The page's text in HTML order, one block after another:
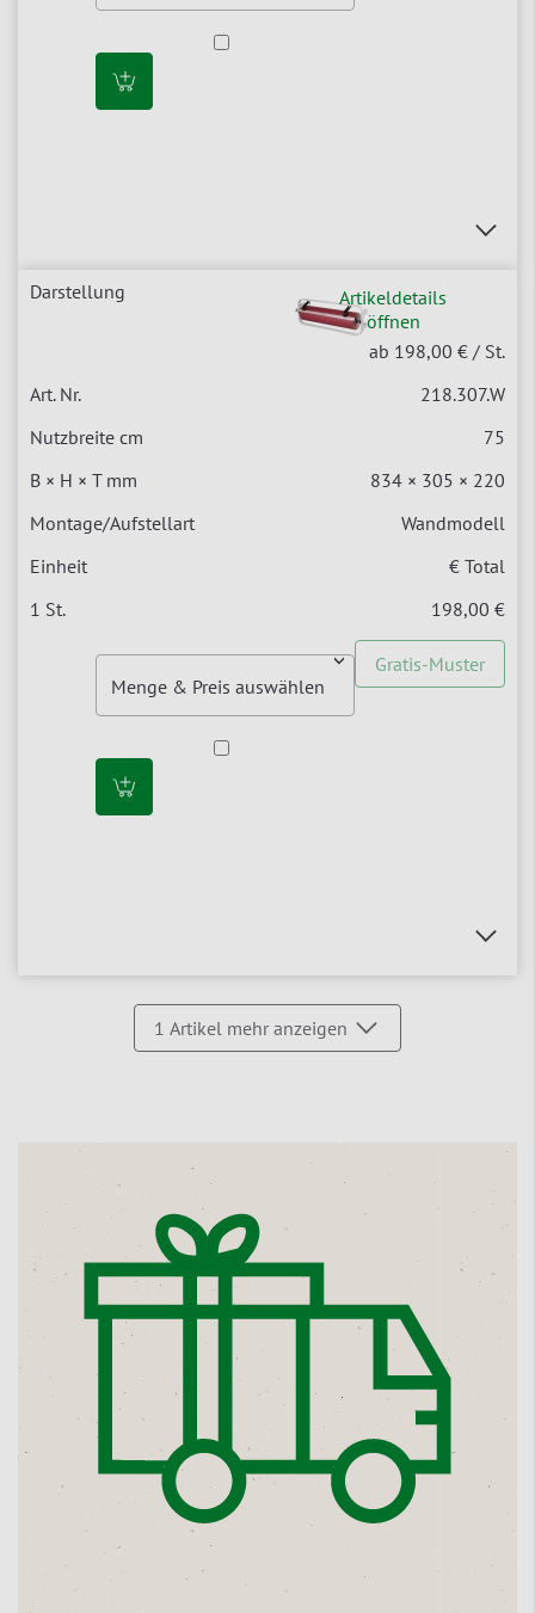
Artikeldetails
öffnen
ab 198,00 € / St.
218.307.W
75
834 × 305 × 220
Wandmodell
€ Total
198,00 €
Gratis-Muster
1 Artikel mehr anzeigen